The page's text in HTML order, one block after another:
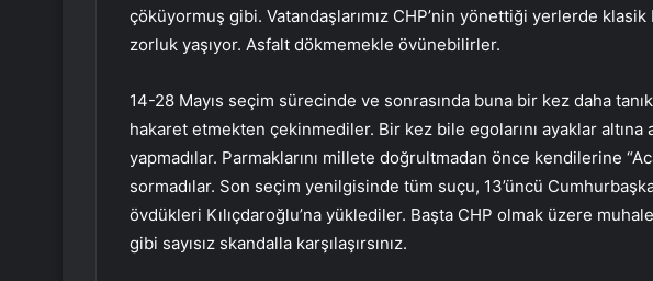
çöküyormuş gibi. Vatandaşlarımız CHP’nin yönettiği yerlerde
zorluk yaşıyor. Asfalt dökmemekle övünebilirler.
14-28 Mayıs seçim sürecinde ve sonrasında buna bir kez daha
hakaret etmekten çekinmediler. Bir kez bile egolarını ayaklar altına
yapmadılar. Parmaklarını millete doğrultmadan önce kendilerine
sormadılar. Son seçim yenilgisinde tüm suçu, 13’üncü
övdükleri Kılıçdaroğlu’na yüklediler. Başta CHP olmak üzere
gibi sayısız skandalla karşılaşırsınız.